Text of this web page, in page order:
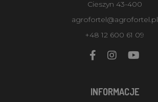
Cieszyn 43-400
agrofortel@agrofortel.pl
+48 12 600 61 09
INFORMACJE